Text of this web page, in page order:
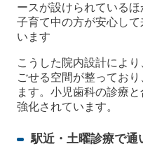
ースが設けられているほ
子育て中の方が安心し
います
こうした院内設計によ
ごせる空間が整ってお
ます。小児歯科の診療
強化されています。
駅近・土曜診療で通